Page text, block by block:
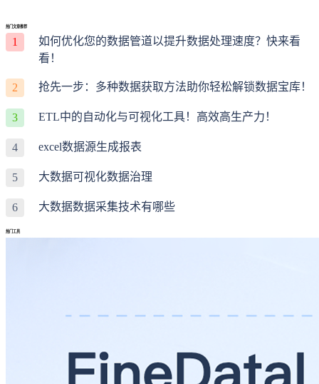
热门文章推荐
1
如何优化您的数据管道以提升数据处理速度？快来看
看！
2 抢先一步：多种数据获取方法助你轻松解锁数据宝库！
3 ETL中的自动化与可视化工具！高效高生产力！
4 excel数据源生成报表
5 大数据可视化数据治理
6 大数据数据采集技术有哪些
热门工具